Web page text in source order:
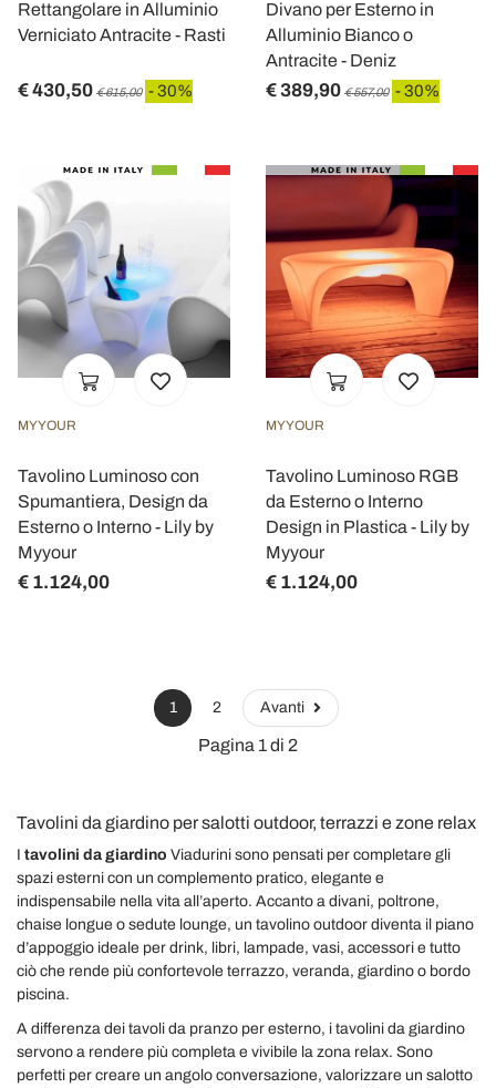
Rettangolare in Alluminio
Verniciato Antracite - Rasti
€ 430,50 € 615,00 - 30%
Divano per Esterno in
Alluminio Bianco o
Antracite - Deniz
€ 389,90 € 557,00 - 30%
MYYOUR
Tavolino Luminoso con
Spumantiera, Design da
Esterno o Interno - Lily by
Myyour
€ 1.124,00
MYYOUR
Tavolino Luminoso RGB
da Esterno o Interno
Design in Plastica - Lily by
Myyour
€ 1.124,00
1 2 Avanti
Pagina 1 di 2
Tavolini da giardino per salotti outdoor, terrazzi e zone relax
I tavolini da giardino Viadurini sono pensati per completare gli
spazi esterni con un complemento pratico, elegante e
indispensabile nella vita all’aperto. Accanto a divani, poltrone,
chaise longue o sedute lounge, un tavolino outdoor diventa il piano
d’appoggio ideale per drink, libri, lampade, vasi, accessori e tutto
ciò che rende più confortevole terrazzo, veranda, giardino o bordo
piscina.
A differenza dei tavoli da pranzo per esterno, i tavolini da giardino
servono a rendere più completa e vivibile la zona relax. Sono
perfetti per creare un angolo conversazione, valorizzare un salotto